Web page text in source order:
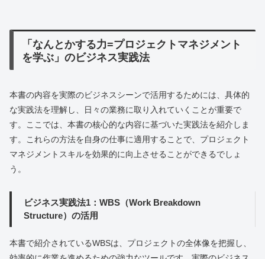
「なんとかする力=プロジェクトマネジメント
を学ぶ」のビジネス実践法
本書の内容を実際のビジネスシーンで活用するためには、具体的
な実践法を理解し、日々の業務に取り入れていくことが重要で
す。ここでは、本書の核心的な内容に基づいた実践法を紹介しま
す。これらの方法を自身の仕事に適用することで、プロジェクト
マネジメントスキルを効果的に向上させることができるでしょ
う。
ビジネス実践法1：WBS（Work Breakdown
Structure）の活用
本書で紹介されているWBSは、プロジェクトの全体像を把握し、